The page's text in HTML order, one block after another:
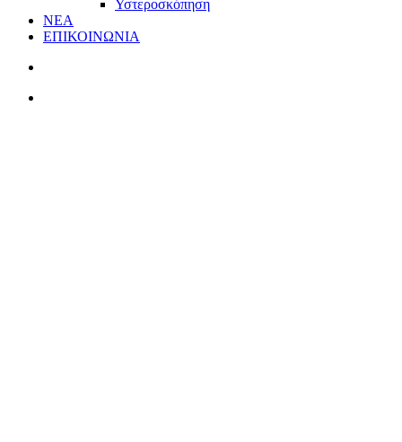
Υστεροσκόπηση
ΝΕΑ
ΕΠΙΚΟΙΝΩΝΙΑ